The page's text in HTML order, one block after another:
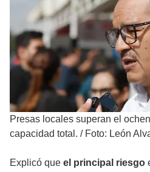
Presas locales superan el
capacidad total. / Foto: León
Explicó que el principal riesgo